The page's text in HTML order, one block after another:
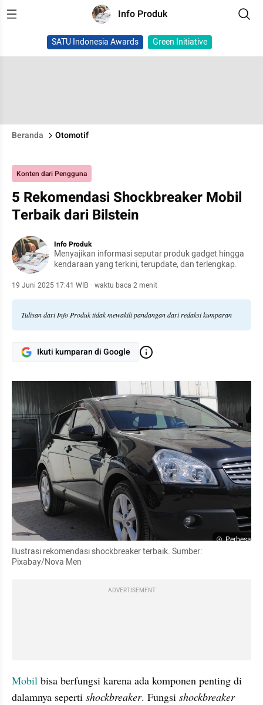
Info Produk
SATU Indonesia Awards Green Initiative
Beranda Otomotif
Konten dari Pengguna
5 Rekomendasi Shockbreaker Mobil
Terbaik dari Bilstein
Info Produk
Menyajikan informasi seputar produk gadget hingga
kendaraan yang terkini, terupdate, dan terlengkap.
19 Juni 2025 17:41 WIB · waktu baca 2 menit
Tulisan dari Info Produk tidak mewakili pandangan dari redaksi kumparan
Ikuti kumparan di Google
Perbesar
Ilustrasi rekomendasi shockbreaker terbaik. Sumber:
Pixabay/Nova Men
ADVERTISEMENT
Mobil bisa berfungsi karena ada komponen penting di
dalamnya seperti shockbreaker. Fungsi
shockbreaker